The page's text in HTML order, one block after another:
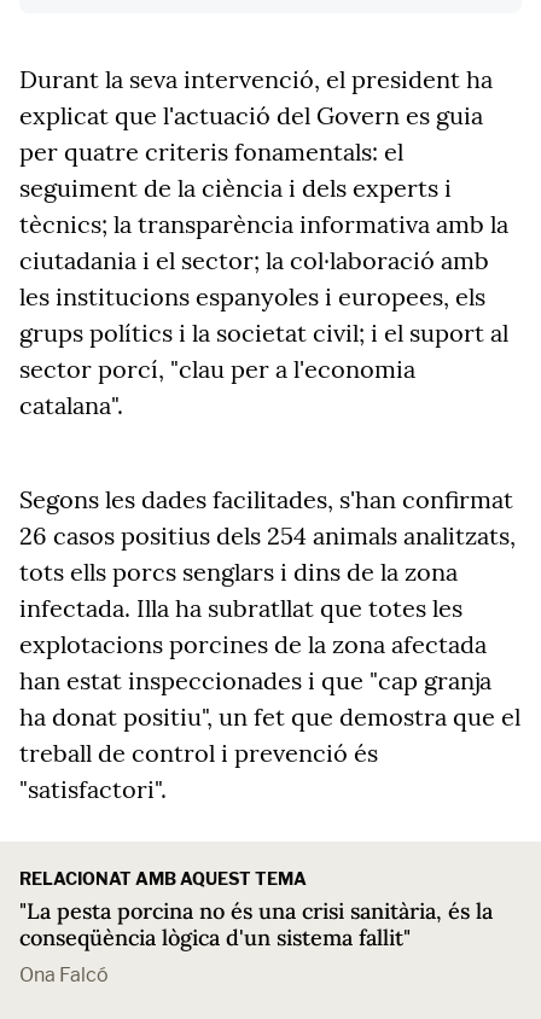
Durant la seva intervenció, el president ha
explicat que l'actuació del Govern es guia
per quatre criteris fonamentals: el
seguiment de la ciència i dels experts i
tècnics; la transparència informativa amb la
ciutadania i el sector; la col·laboració amb
les institucions espanyoles i europees, els
grups polítics i la societat civil; i el suport al
sector porcí, "clau per a l'economia
catalana".
Segons les dades facilitades, s'han confirmat
26 casos positius dels 254 animals analitzats,
tots ells porcs senglars i dins de la zona
infectada. Illa ha subratllat que totes les
explotacions porcines de la zona afectada
han estat inspeccionades i que "cap granja
ha donat positiu", un fet que demostra que el
treball de control i prevenció és
"satisfactori".
RELACIONAT AMB AQUEST TEMA
"La pesta porcina no és una crisi sanitària, és la
conseqüència lògica d'un sistema fallit"
Ona Falcó